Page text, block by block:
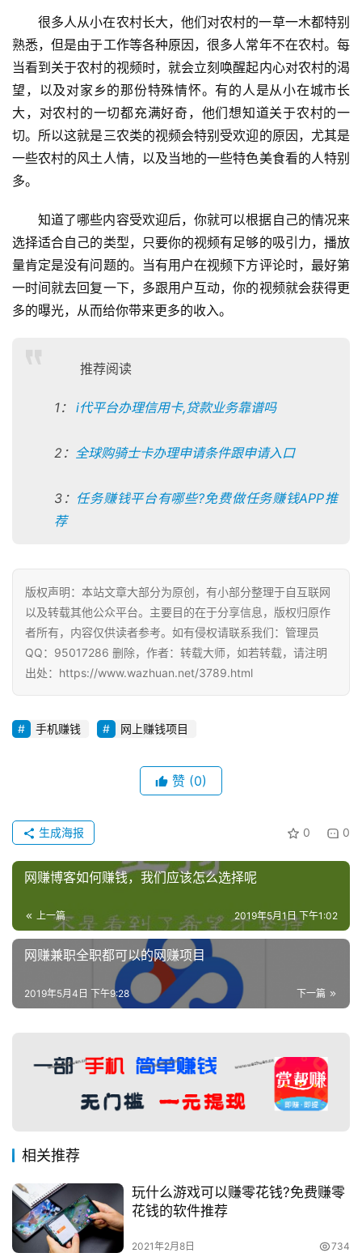
首
页
挖
赚
手
赚
登录 注册
很多人从小在农村长大，他们对农村的一草一木都特别
熟悉，但是由于工作等各种原因，很多人常年不在农村。每
当看到关于农村的视频时，就会立刻唤醒起内心对农村的渴
望，以及对家乡的那份特殊情怀。有的人是从小在城市长
大，对农村的一切都充满好奇，他们想知道关于农村的一
切。所以这就是三农类的视频会特别受欢迎的原因，尤其是
一些农村的风土人情，以及当地的一些特色美食看的人特别
多。
知道了哪些内容受欢迎后，你就可以根据自己的情况来
选择适合自己的类型，只要你的视频有足够的吸引力，播放
量肯定是没有问题的。当有用户在视频下方评论时，最好第
一时间就去回复一下，多跟用户互动，你的视频就会获得更
多的曝光，从而给你带来更多的收入。
推荐阅读
1： i代平台办理信用卡,贷款业务靠谱吗
2： 全球购骑士卡办理申请条件跟申请入口
3： 任务赚钱平台有哪些?免费做任务赚钱APP推
荐
版权声明：本站文章大部分为原创，有小部分整理于自互联网
以及转载其他公众平台。主要目的在于分享信息，版权归原作
者所有，内容仅供读者参考。如有侵权请联系我们：管理员
QQ：95017286 删除，作者：转载大师，如若转载，请注明
出处：https://www.wazhuan.net/3789.html
手机赚钱 网上赚钱项目
赞 (0)
0 0
生成海报
网赚博客如何赚钱，我们应该怎么选择呢
上一篇 2019年5月1日 下午1:02
网赚兼职全职都可以的网赚项目
下一篇
2019年5月4日 下午9:28
相关推荐
玩什么游戏可以赚零花钱?免费赚零
花钱的软件推荐
2021年2月8日 734